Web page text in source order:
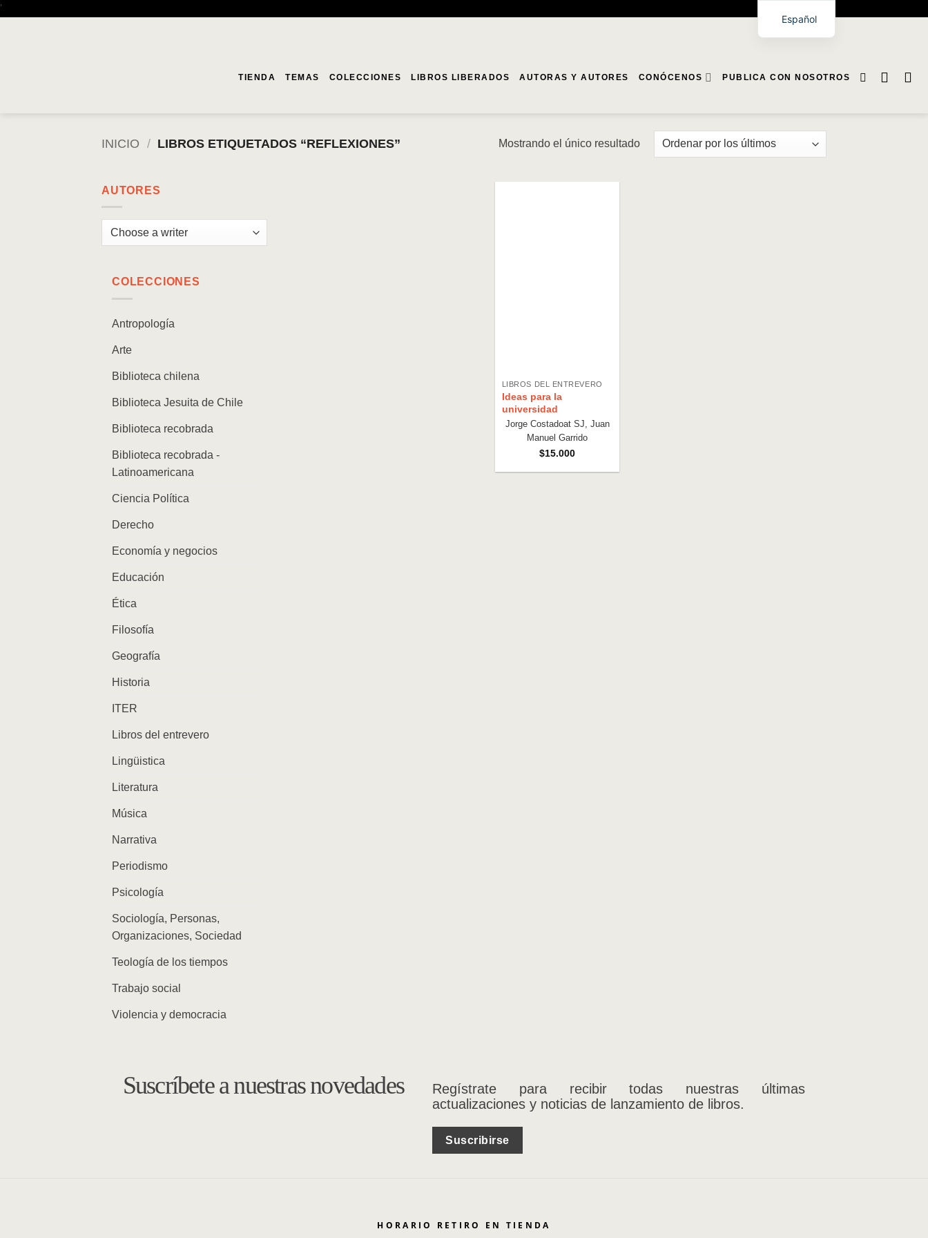
'
TIENDA TEMAS COLECCIONES LIBROS LIBERADOS AUTORAS Y AUTORES CONÓCENOS PUBLICA CON NOSOTROS
INICIO / LIBROS ETIQUETADOS “REFLEXIONES” Mostrando el único resultado
AUTORES
COLECCIONES
Antropología
Arte
Biblioteca chilena
Biblioteca Jesuita de Chile
Biblioteca recobrada
Biblioteca recobrada -
Latinoamericana
Ciencia Política
Derecho
Economía y negocios
Educación
Ética
Filosofía
Geografía
Historia
ITER
Libros del entrevero
Lingüistica
Literatura
Música
Narrativa
Periodismo
Psicología
Sociología, Personas,
Organizaciones, Sociedad
Teología de los tiempos
Trabajo social
Violencia y democracia
LIBROS DEL ENTREVERO
Ideas para la
universidad
Jorge Costadoat SJ, Juan
Manuel Garrido
$15.000
Suscríbete a nuestras novedades
Regístrate para recibir todas nuestras últimas
actualizaciones y noticias de lanzamiento de libros.
Suscribirse
HORARIO RETIRO EN TIENDA
Español